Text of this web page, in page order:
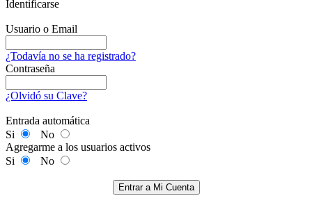
Identificarse
Usuario o Email
¿Todavía no se ha registrado?
Contraseña
¿Olvidó su Clave?
Entrada automática
Si
No
Agregarme a los usuarios activos
Si
No
Entrar a Mi Cuenta